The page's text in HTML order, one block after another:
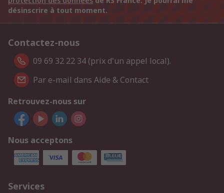
désinscrire à tout moment.
Contactez-nous
09 69 32 22 34 (prix d'un appel local).
Par e-mail dans Aide & Contact
Retrouvez-nous sur
Nous acceptons
Services